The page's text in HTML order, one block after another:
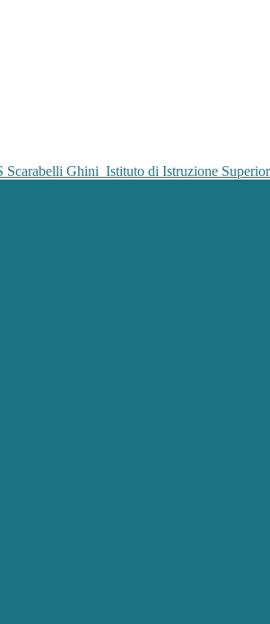
Scarabelli Ghini Istituto di Istruzione